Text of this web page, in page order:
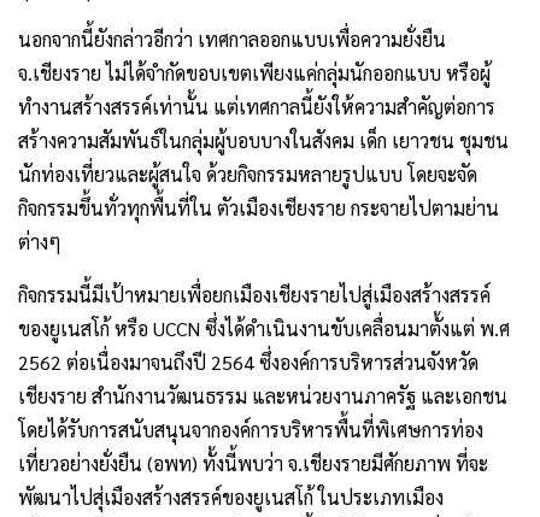
นอกจากนี้ยังกล่าวอีกว่า เทศกาลออกแบบเพื่อความยั่งยืน
จ.เชียงราย ไม่ได้จำกัดขอบเขตเพียงแค่กลุ่มนักออกแบบ หรือผู้
ทำงานสร้างสรรค์เท่านั้น แต่เทศกาลนี้ยังให้ความสำคัญต่อการ
สร้างความสัมพันธ์ในกลุ่มผู้บอบบางในสังคม เด็ก เยาวชน ชุมชน
นักท่องเที่ยวและผู้สนใจ ด้วยกิจกรรมหลายรูปแบบ โดยจะจัด
กิจกรรมขึ้นทั่วทุกพื้นที่ใน ตัวเมืองเชียงราย กระจายไปตามย่าน
ต่างๆ
กิจกรรมนี้มีเป้าหมายเพื่อยกเมืองเชียงรายไปสู่เมืองสร้างสรรค์
ของยูเนสโก้ หรือ UCCN ซึ่งได้ดำเนินงานขับเคลื่อนมาตั้งแต่ พ.ศ
2562 ต่อเนื่องมาจนถึงปี 2564 ซึ่งองค์การบริหารส่วนจังหวัด
เชียงราย สำนักงานวัฒนธรรม และหน่วยงานภาครัฐ และเอกชน
โดยได้รับการสนับสนุนจากองค์การบริหารพื้นที่พิเศษการท่อง
เที่ยวอย่างยั่งยืน (อพท) ทั้งนี้พบว่า จ.เชียงรายมีศักยภาพ ที่จะ
พัฒนาไปสุ่เมืองสร้างสรรค์ของยูเนสโก้ ในประเภทเมือง